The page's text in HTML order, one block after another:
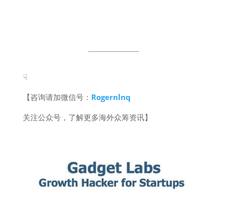
☟
【咨询请加微信号： Rogernlnq
关注公众号，了解更多海外众筹资讯】